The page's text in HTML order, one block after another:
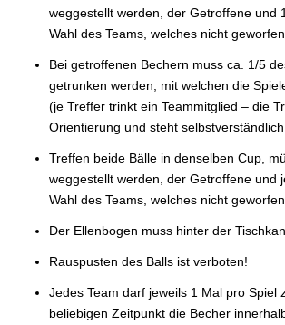
weggestellt werden, der Getroffene und
Wahl des Teams, welches nicht
Bei getroffenen Bechern muss ca. 1/5
getrunken werden, mit welchen die
(je Treffer trinkt ein Teammitglied – die
Orientierung und steht
Treffen beide Bälle in denselben Cup,
weggestellt werden, der Getroffene und
Wahl des Teams, welches nicht
Der Ellenbogen muss hinter der
Rauspusten des Balls ist verboten!
Jedes Team darf jeweils 1 Mal pro Spiel
beliebigen Zeitpunkt die Becher